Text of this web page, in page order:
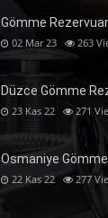
Gömme
02 Mar 23 263
Düzce Gömme
23 Kas 22 271
Osmaniye
22 Kas 22 277